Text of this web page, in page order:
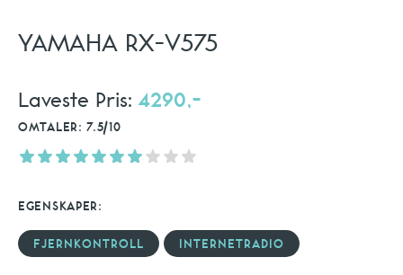
YAMAHA RX-V575
Laveste Pris:4290,-
OMTALER: 7.5/10
EGENSKAPER:
FJERNKONTROLL INTERNETRADIO